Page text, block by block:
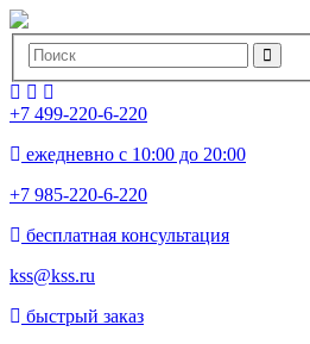
+7 499-220-6-220
ежедневно с 10:00 до 20:00
+7 985-220-6-220
бесплатная консультация
kss@kss.ru
быстрый заказ